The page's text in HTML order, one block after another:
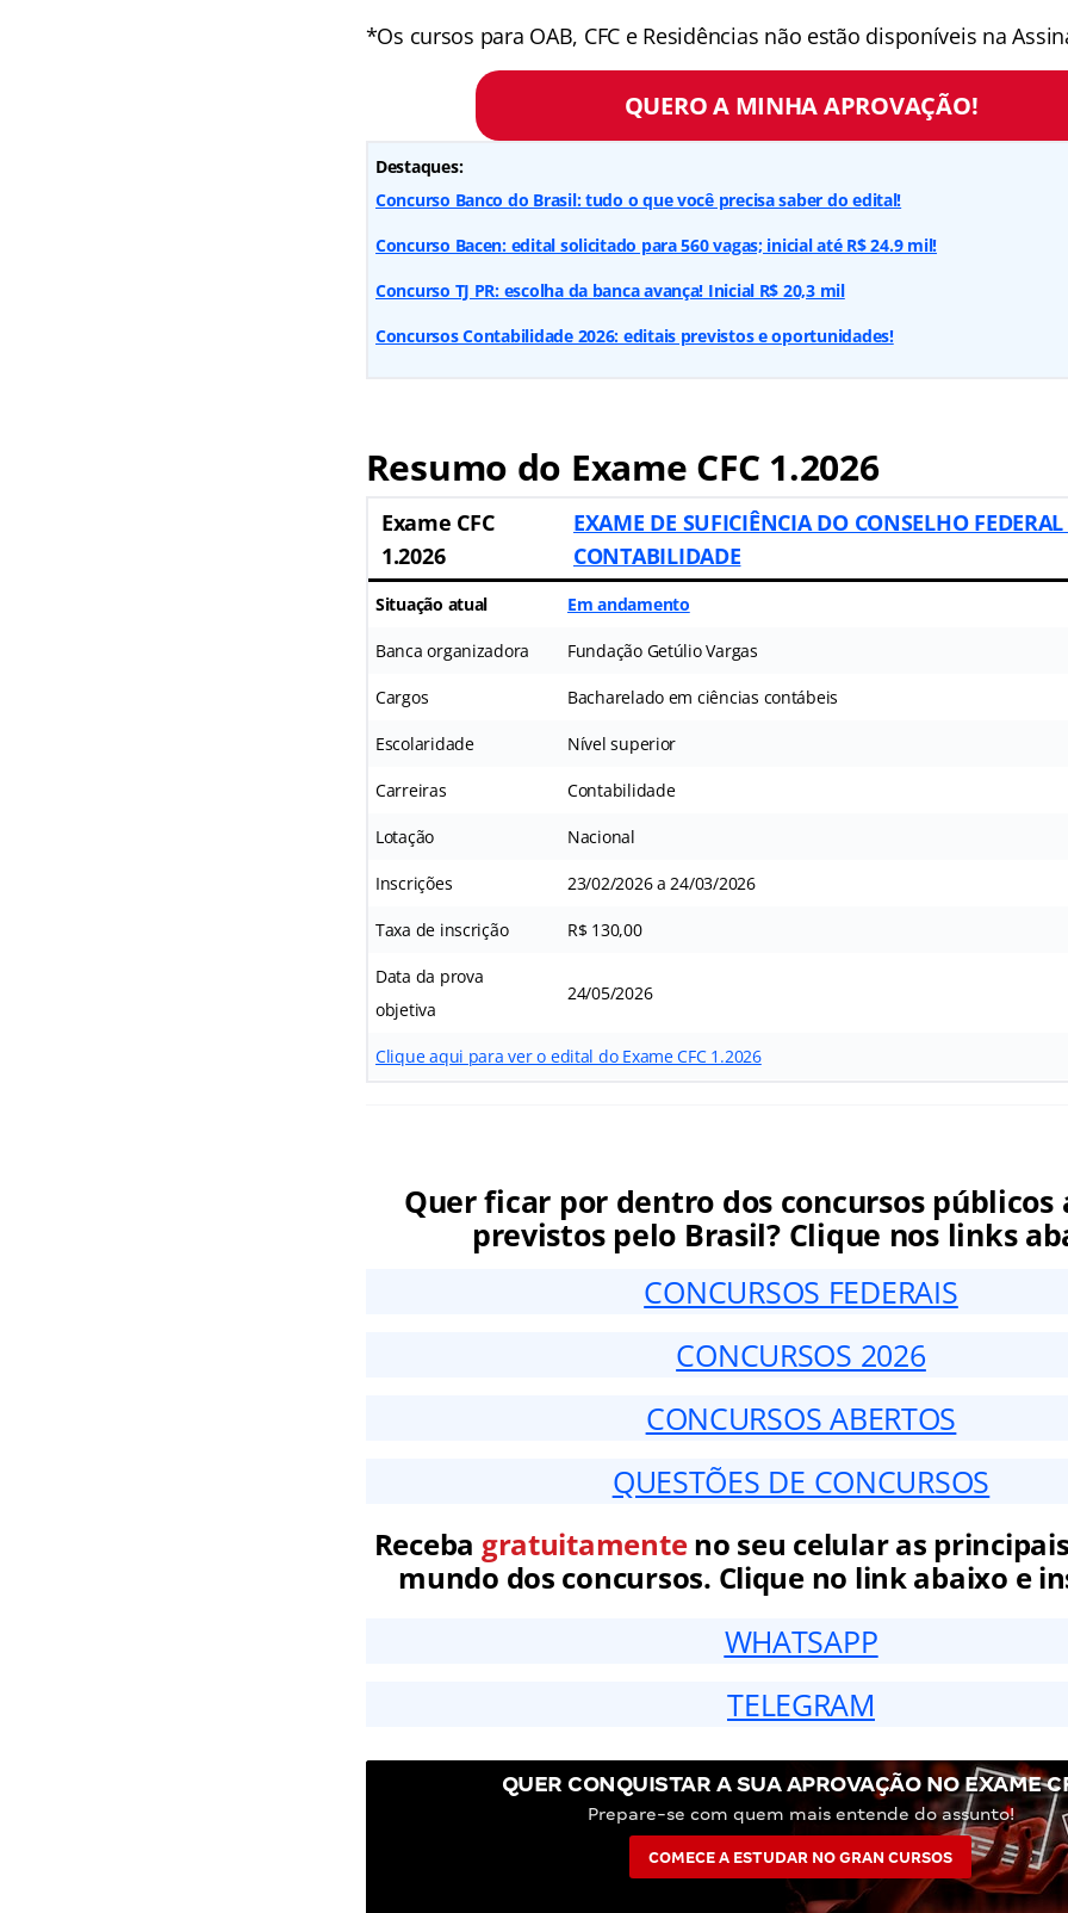
*Os cursos para OAB, CFC e Residências não estão disponíveis na
QUERO A MINHA APROVAÇÃO!
Destaques:
Concurso Banco do Brasil: tudo o que você precisa saber do edital!
Concurso Bacen: edital solicitado para 560 vagas; inicial até R$ 24.9 mil!
Concurso TJ PR: escolha da banca avança! Inicial R$ 20,3 mil
Concursos Contabilidade 2026: editais previstos e oportunidades!
Resumo do Exame CFC 1.2026
Exame CFC
1.2026
EXAME DE SUFICIÊNCIA DO CONSELHO FEDERAL
CONTABILIDADE
Situação atual Em andamento
Banca organizadora Fundação Getúlio Vargas
Cargos Bacharelado em ciências contábeis
Escolaridade Nível superior
Carreiras Contabilidade
Lotação Nacional
Inscrições 23/02/2026 a 24/03/2026
Taxa de inscrição R$ 130,00
Data da prova
objetiva
24/05/2026
Clique aqui para ver o edital do Exame CFC 1.2026
Quer ficar por dentro dos concursos públicos
previstos pelo Brasil? Clique nos links
CONCURSOS FEDERAIS
CONCURSOS 2026
CONCURSOS ABERTOS
QUESTÕES DE CONCURSOS
Receba gratuitamenteno seu celular as
mundo dos concursos. Clique no link abaixo e
WHATSAPP
TELEGRAM
QUER CONQUISTAR A SUA APROVAÇÃO NO EXAME
Prepare-se com quem mais entende do assunto!
COMECE A ESTUDAR NO GRAN CURSOS